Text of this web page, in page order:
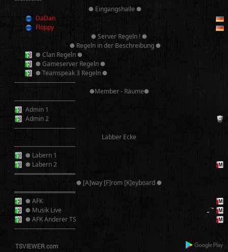
● Eingangshalle ●
DaDan
Floppy
● Server Regeln ! ●
● Regeln in der Beschreibung ●
● Clan Regeln ●
● Gameserver Regeln ●
● Teamspeak 3 Regeln ●
──────────
●Member - Räume●
──────────
Admin 1
Admin 2
──────────
Labber Ecke
──────────
● Labern 1
● Labern 2
══════════
● [A]way [F]rom [K]eyboard ●
══════════
● AFK
● Musik Live
● AFK Anderer TS
──────────